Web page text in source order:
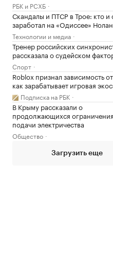
РБК и РСХБ
Скандалы и ПТСР в Трое: кто и
заработал на «Одиссее»
Технологии и медиа
Тренер российских
рассказала о судейском
Спорт
Roblox признал зависимость
как зарабатывает игровая
Подписка на РБК
В Крыму рассказали о
продолжающихся
подачи электричества
Общество
Загрузить еще